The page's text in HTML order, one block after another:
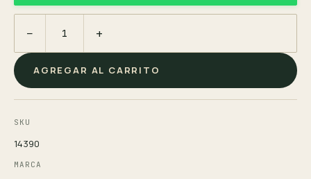
− +
AGREGAR AL CARRITO
SKU
14390
MARCA